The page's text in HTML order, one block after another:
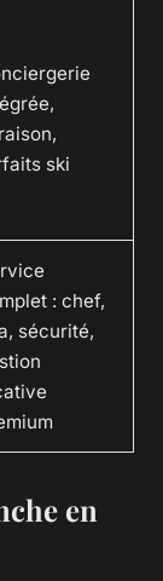
ski
: chef,
sécurité,
en